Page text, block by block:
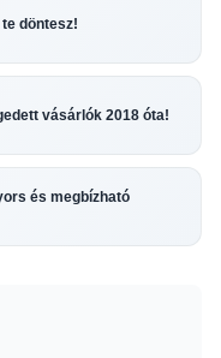
döntesz!
vásárlók 2018 óta!
és megbízható